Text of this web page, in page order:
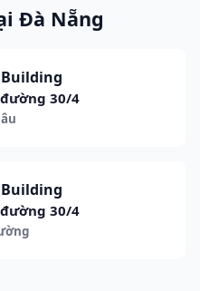
Đà Nẵng
Building
đường 30/4
Building
đường 30/4